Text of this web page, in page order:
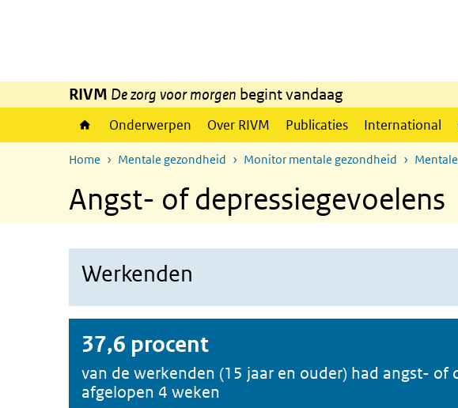
RIVM De zorg voor morgen begint vandaag
Onderwerpen Over RIVM Publicaties International
Home Mentale gezondheid Monitor mentale gezondheid
Angst- of depressiegevoelens
Werkenden
37,6 procent
van de werkenden (15 jaar en ouder) had angst- of
afgelopen 4 weken